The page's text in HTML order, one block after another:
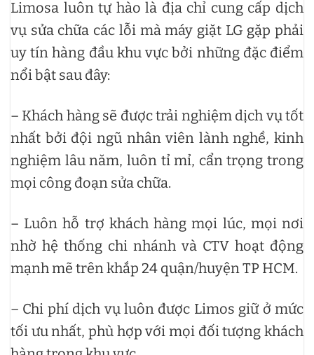
Limosa luôn tự hào là địa chỉ cung cấp dịch
vụ sửa chữa các lỗi mà máy giặt LG gặp phải
uy tín hàng đầu khu vực bởi những đặc điểm
nổi bật sau đây:
– Khách hàng sẽ được trải nghiệm dịch vụ tốt
nhất bởi đội ngũ nhân viên lành nghề, kinh
nghiệm lâu năm, luôn tỉ mỉ, cẩn trọng trong
mọi công đoạn sửa chữa.
– Luôn hỗ trợ khách hàng mọi lúc, mọi nơi
nhờ hệ thống chi nhánh và CTV hoạt động
mạnh mẽ trên khắp 24 quận/huyện TP HCM.
– Chi phí dịch vụ luôn được Limos giữ ở mức
tối ưu nhất, phù hợp với mọi đối tượng khách